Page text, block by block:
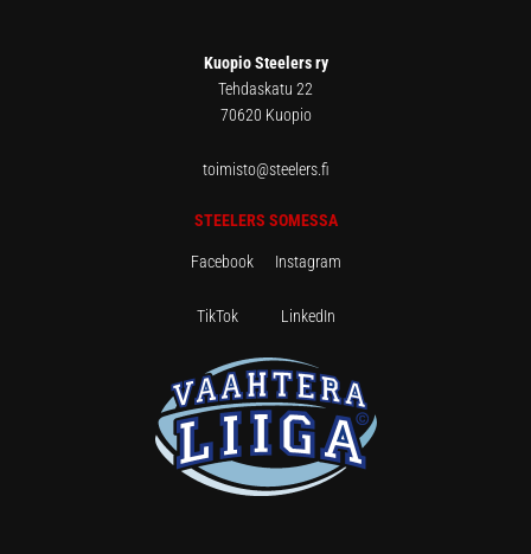
Kuopio Steelers ry
Tehdaskatu 22
70620 Kuopio
toimisto@steelers.fi
STEELERS SOMESSA
Facebook Instagram
TikTok LinkedIn